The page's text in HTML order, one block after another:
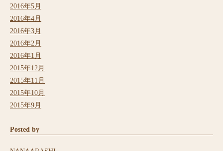
2016年5月
2016年4月
2016年3月
2016年2月
2016年1月
2015年12月
2015年11月
2015年10月
2015年9月
Posted by